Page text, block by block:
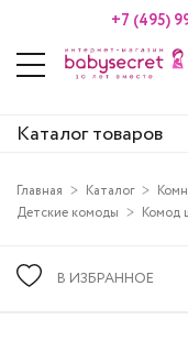
+7 (495)
Каталог товаров
Главная Каталог
Детские комоды
Комод
В ИЗБРАННОЕ